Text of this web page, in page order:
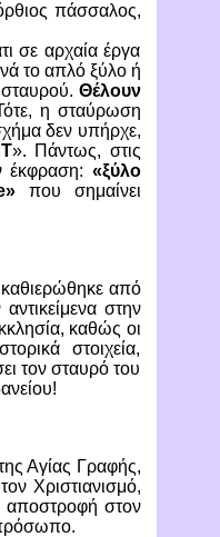
πάσσαλος,
σε αρχαία έργα
το απλό ξύλο ή
Θέλουν
η σταύρωση
δεν υπήρχε,
Τ». Πάντως, στις
έκφραση: «ξύλο
που σημαίνει
καθιερώθηκε από
στην
καθώς οι
στοιχεία,
τον σταυρό του
Αγίας Γραφής,
Χριστιανισμό,
αποστροφή στον